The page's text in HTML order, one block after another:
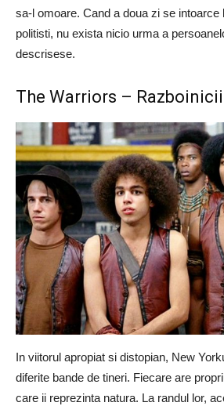
sa-l omoare. Cand a doua zi se intoarce
politisti, nu exista nicio urma a
descrisese.
The Warriors – Razboinicii
In viitorul apropiat si distopian, New
diferite bande de tineri. Fiecare are
care ii reprezinta natura. La randul lor,